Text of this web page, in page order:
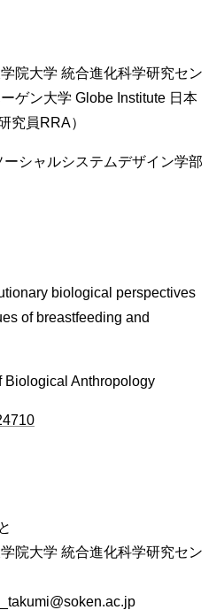
院大学 統合進化科学研究セン
ゲン大学 Globe Institute 日本
究員RRA）
シャルシステムデザイン学部
biological perspectives
of breastfeeding and
Biological Anthropology
院大学 統合進化科学研究セン